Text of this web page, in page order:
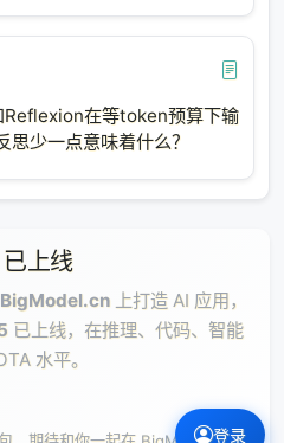
能表达复杂的非线性关系。
非线性。
有问题：
息损失
内存访问
的非线性，同时避免这些问
设计转变。
在等token预算下输
少一点意味着什么？
上线
BigModel.cn 上打造 AI 应用，
已上线，在推理、代码、智能
水平。
登录